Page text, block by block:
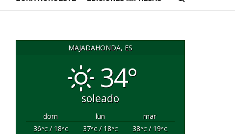
MAJADAHONDA, ES
34°
soleado
dom lun
mar
36°C/ 18°C 37°C/ 18°C 38°C/ 19°C